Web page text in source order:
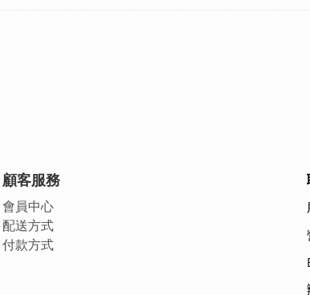
顧客服務
會員中心
配送方式
付款方式